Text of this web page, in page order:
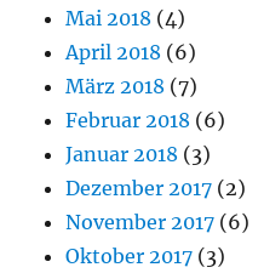
Mai 2018 (4)
April 2018 (6)
März 2018 (7)
Februar 2018 (6)
Januar 2018 (3)
Dezember 2017 (2)
November 2017 (6)
Oktober 2017 (3)